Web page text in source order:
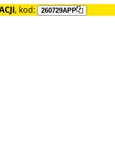
, kod: 260729APP